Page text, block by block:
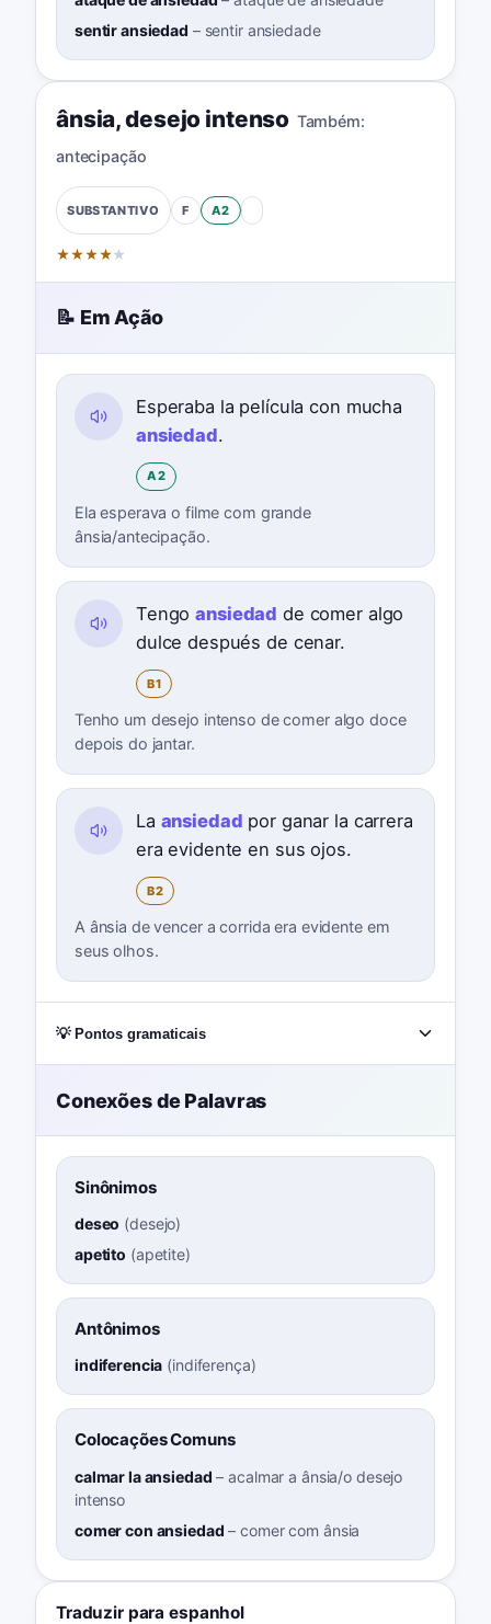
sentir ansiedad – sentir ansiedade
ânsia,desejo intenso Também:
antecipação
SUBSTANTIVO F A2
★★★★★
📝 Em Ação
Esperaba la película con mucha
ansiedad.
A2
Ela esperava o filme com grande
ânsia/antecipação.
Tengoansiedad de comer algo
dulce después de cenar.
B1
Tenho um desejo intenso de comer algo doce
depois do jantar.
La ansiedad por ganar la carrera
era evidente en sus ojos.
B2
A ânsia de vencer a corrida era evidente em
seus olhos.
💡 Pontos gramaticais
Conexões de Palavras
Sinônimos
deseo (desejo)
apetito (apetite)
Antônimos
indiferencia (indiferença)
Colocações Comuns
calmar la ansiedad –acalmar a ânsia/o desejo
intenso
comer con ansiedad –comer com ânsia
Traduzir para espanhol